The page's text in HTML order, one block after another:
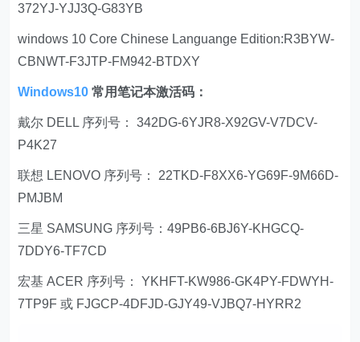
372YJ-YJJ3Q-G83YB
windows 10 Core Chinese Languange Edition:R3BYW-
CBNWT-F3JTP-FM942-BTDXY
Windows10 常用笔记本激活码：
戴尔 DELL 序列号： 342DG-6YJR8-X92GV-V7DCV-
P4K27
联想 LENOVO 序列号： 22TKD-F8XX6-YG69F-9M66D-
PMJBM
三星 SAMSUNG 序列号：49PB6-6BJ6Y-KHGCQ-
7DDY6-TF7CD
宏基 ACER 序列号： YKHFT-KW986-GK4PY-FDWYH-
7TP9F 或 FJGCP-4DFJD-GJY49-VJBQ7-HYRR2